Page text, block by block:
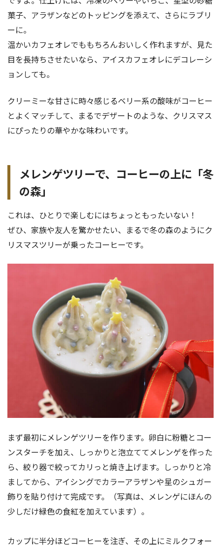
菓子、アラザンなどのトッピングを添えて、さらにラブリ
ーに。
温かいカフェオレでももちろんおいしく作れますが、見た
目を長持ちさせたいなら、アイスカフェオレにデコレーシ
ョンしても。
クリーミーな甘さに時々感じるベリー系の酸味がコーヒー
とよくマッチして、まるでデザートのような、クリスマス
にぴったりの華やかな味わいです。
メレンゲツリーで、コーヒーの上に「冬
の森」
これは、ひとりで楽しむにはちょっともったいない！
ぜひ、家族や友人を驚かせたい、まるで冬の森のようにク
リスマスツリーが乗ったコーヒーです。
まず最初にメレンゲツリーを作ります。卵白に粉糖とコー
ンスターチを加え、しっかりと泡立ててメレンゲを作った
ら、絞り器で絞ってカリっと焼き上げます。しっかりと冷
ましてから、アイシングでカラーアラザンや星のシュガー
飾りを貼り付けて完成です。（写真は、メレンゲにほんの
少しだけ緑色の食紅を加えています）。
カップに半分ほどコーヒーを注ぎ、その上にミルクフォー